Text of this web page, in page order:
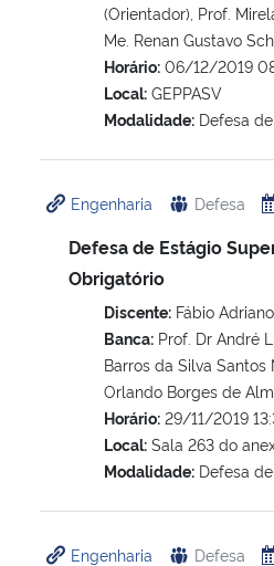
(Orientador), Prof.
Me. Renan Gustavo
Horário: 06/12/2019
Local: GEPPASV
Modalidade: Defesa
Engenharia Defesa
Defesa de Estágio
Obrigatório
Discente: Fábio
Banca: Prof. Dr André
Barros da Silva Santos
Orlando Borges de
Horário: 29/11/2019
Local: Sala 263 do
Modalidade: Defesa
Engenharia Defesa